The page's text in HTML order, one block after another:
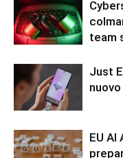
team
Just
EU